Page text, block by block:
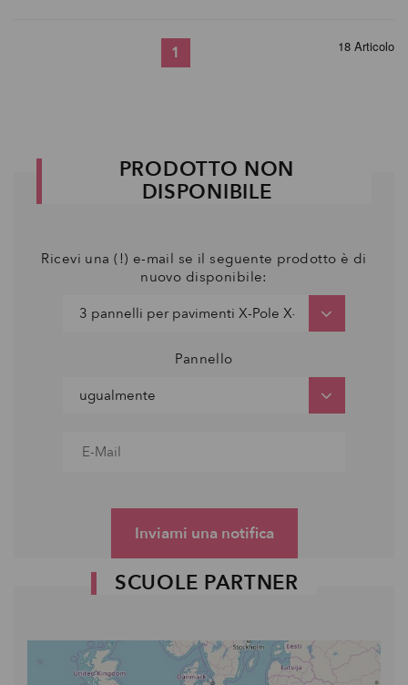
1 18 Articolo
PRODOTTO NON
DISPONIBILE
Ricevi una (!) e-mail se il seguente prodotto è di
nuovo disponibile:
Pannello
Inviami una notifica
SCUOLE PARTNER